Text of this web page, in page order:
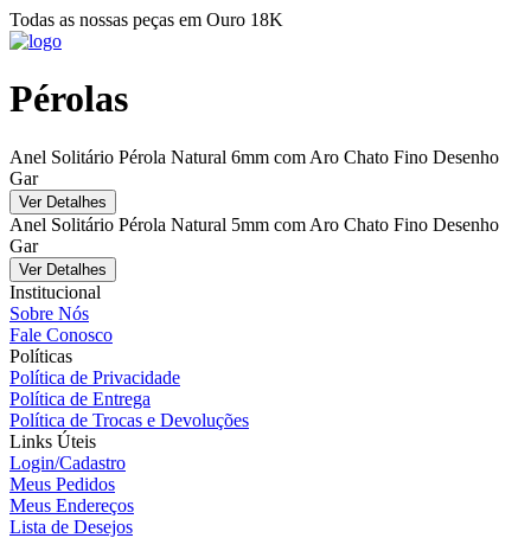
Todas as nossas peças em Ouro 18K
Pérolas
Anel Solitário Pérola Natural 6mm com Aro Chato Fino Desenho
Gar
Ver Detalhes
Anel Solitário Pérola Natural 5mm com Aro Chato Fino Desenho
Gar
Ver Detalhes
Institucional
Sobre Nós
Fale Conosco
Políticas
Política de Privacidade
Política de Entrega
Política de Trocas e Devoluções
Links Úteis
Login/Cadastro
Meus Pedidos
Meus Endereços
Lista de Desejos